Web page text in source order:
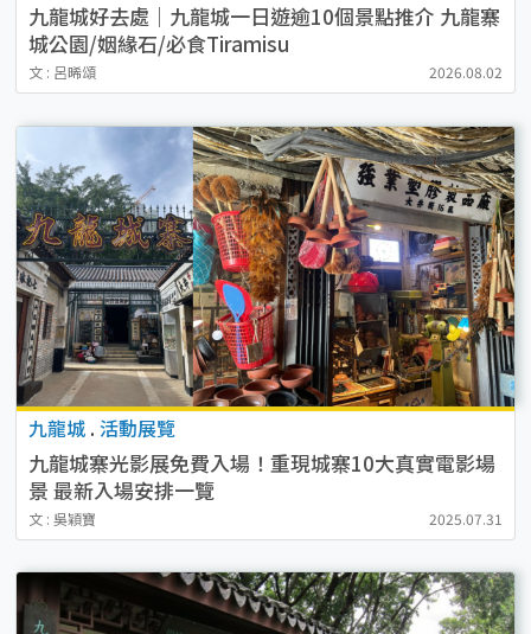
九龍城好去處｜九龍城一日遊逾10個景點推介 九龍寨
城公園/姻緣石/必食Tiramisu
文 : 呂晞頌 2026.08.02
九龍城 . 活動展覽
九龍城寨光影展免費入場！重現城寨10大真實電影場
景 最新入場安排一覽
文 : 吳穎寶 2025.07.31